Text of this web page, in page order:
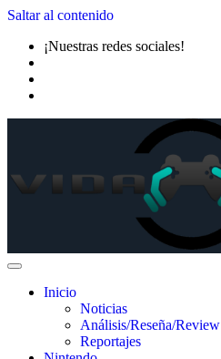
Saltar al contenido
¡Nuestras redes sociales!
Inicio
Noticias
Análisis/Reseña/Review
Reportajes